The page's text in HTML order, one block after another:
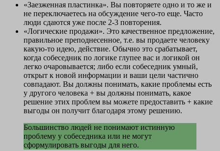
«Заезженная пластинка». Вы повторяете одно и то же и
не переключаетесь на обсуждение чего-то еще. Часто
люди сдаются уже после 2-3 повторения.
«Логические продажи». Это качественное предложение,
правильное преподнесенное, т.е. вы продаете человеку
какую-то идею, действие. Обычно это срабатывает,
когда собеседник по логике глупее вас и логикой он
легко очаровывается; либо если собеседник умный,
открыт к новой информации и ваши цели частично
совпадают. Вы должны понимать, какие проблемы есть
у другого человека + вы должны понимать, какое
решение этих проблем вы можете предоставить + какие
выгоды он получит благодаря этому решению.
Большинство людей не понимают истинную
проблему у собеседника или не могут
сформулировать выгоды для него.